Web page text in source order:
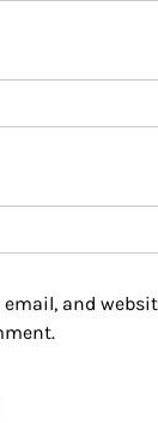
email, and